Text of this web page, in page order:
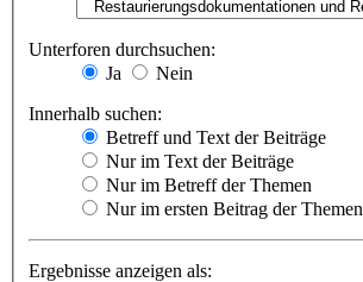
Unterforen durchsuchen:
Ja
Nein
Innerhalb suchen:
Betreff und Text der Beiträge
Nur im Text der Beiträge
Nur im Betreff der Themen
Nur im ersten Beitrag der Themen
Ergebnisse anzeigen als: